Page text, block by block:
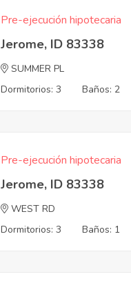
Pre-ejecución hipotecaria
Jerome, ID 83338
SUMMER PL
Dormitorios: 3
Baños: 2
Pre-ejecución hipotecaria
Jerome, ID 83338
WEST RD
Dormitorios: 3
Baños: 1